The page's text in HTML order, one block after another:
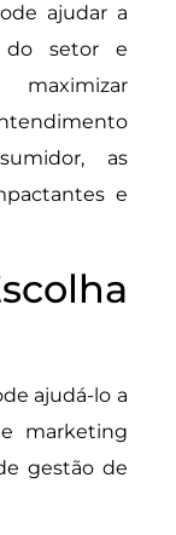
ajudar a
do setor e
as
e
ajudá-lo a
marketing
gestão de